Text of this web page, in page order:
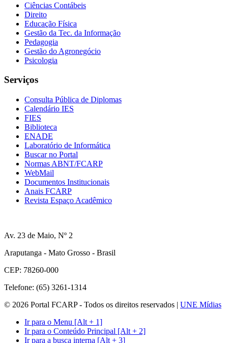
Ciências Contábeis
Direito
Educação Física
Gestão da Tec. da Informação
Pedagogia
Gestão do Agronegócio
Psicologia
Serviços
Consulta Pública de Diplomas
Calendário IES
FIES
Biblioteca
ENADE
Laboratório de Informática
Buscar no Portal
Normas ABNT/FCARP
WebMail
Documentos Institucionais
Anais FCARP
Revista Espaço Acadêmico
Av. 23 de Maio, Nº 2
Araputanga - Mato Grosso - Brasil
CEP: 78260-000
Telefone: (65) 3261-1314
© 2026 Portal FCARP - Todos os direitos reservados | UNE Mídias
Ir para o Menu [Alt + 1]
Ir para o Conteúdo Principal [Alt + 2]
Ir para a busca interna [Alt + 3]